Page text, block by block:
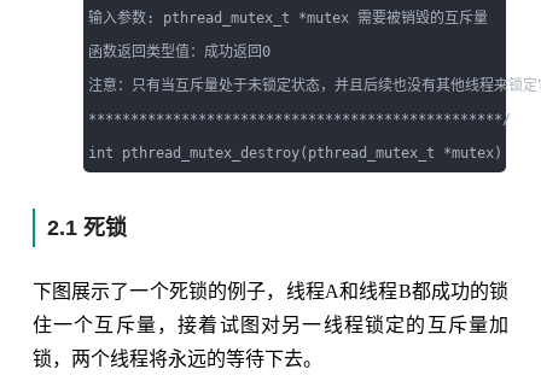
输入参数: pthread_mutex_t *mutex 需要被销毁的互斥量
函数返回类型值：成功返回0
注意：只有当互斥量处于未锁定状态，并且后续也没有其他线程
*************************************************/
2.1 死锁
下图展示了一个死锁的例子，线程A和线程B都成功的锁
住一个互斥量，接着试图对另一线程锁定的互斥量加
锁，两个线程将永远的等待下去。